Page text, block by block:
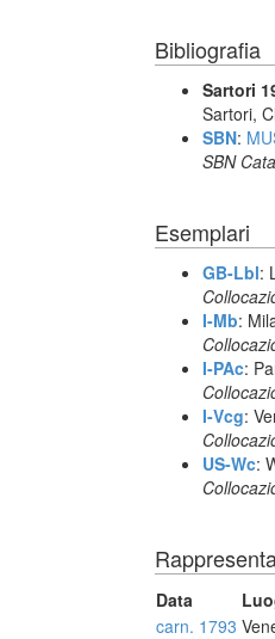
Bibliografia
Sartori
Sartori,
SBN:
SBN
Esemplari
GB-Lbl:
I-Mb:
I-PAc:
I-Vcg:
US-Wc:
Data
carn. 1793